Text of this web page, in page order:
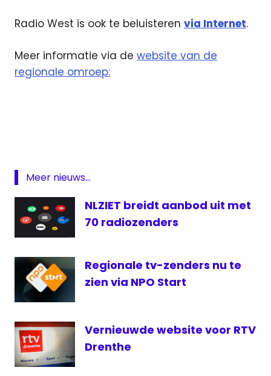
Radio West is ook te beluisteren via Internet.
Meer informatie via de website van de
regionale omroep:
regionale
Sweet
Sixties
Meer nieuws...
NLZIET breidt aanbod uit met
70 radiozenders
Regionale tv-zenders nu te
zien via NPO Start
Vernieuwde website voor RTV
Drenthe